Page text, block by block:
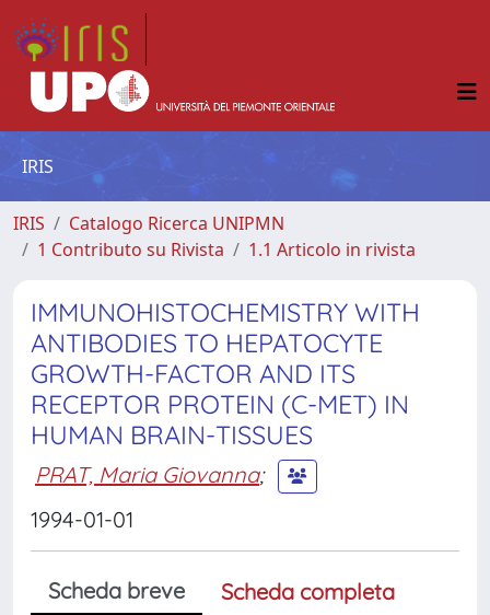
IRIS
IRIS
Catalogo Ricerca UNIPMN
1 Contributo su Rivista
1.1 Articolo in rivista
IMMUNOHISTOCHEMISTRY WITH
ANTIBODIES TO HEPATOCYTE
GROWTH-FACTOR AND ITS
RECEPTOR PROTEIN (C-MET) IN
HUMAN BRAIN-TISSUES
PRAT, Maria Giovanna;
1994-01-01
Scheda breve
Scheda completa